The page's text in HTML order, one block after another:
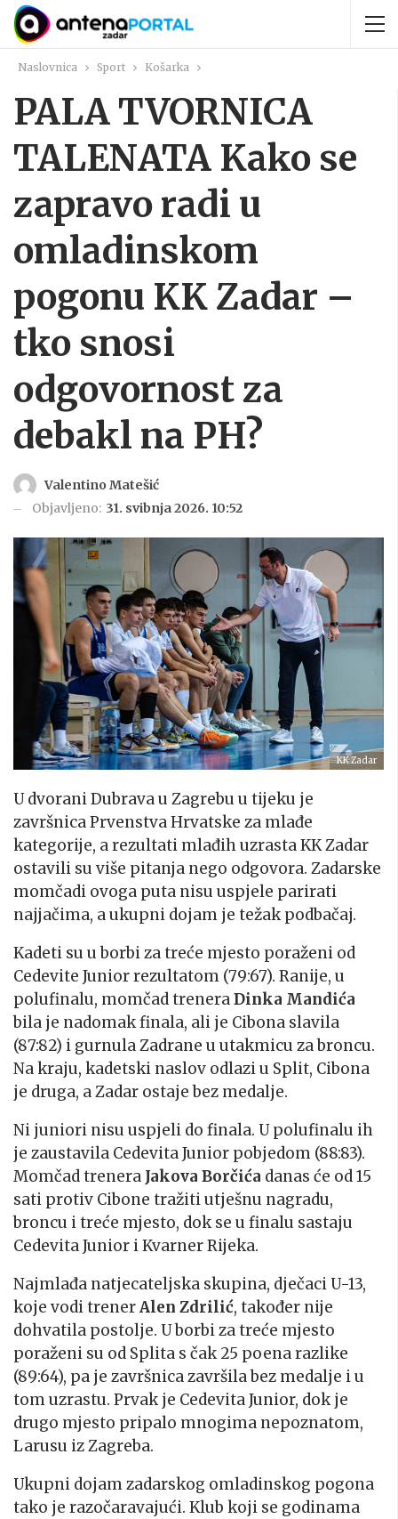
Naslovnica Sport Košarka
PALA TVORNICA
TALENATA Kako se
zapravo radi u
omladinskom
pogonu KK Zadar –
tko snosi
odgovornost za
debakl na PH?
Valentino Matešić
Objavljeno: 31. svibnja 2026. 10:52
KK Zadar
U dvorani Dubrava u Zagrebu u tijeku je
završnica Prvenstva Hrvatske za mlađe
kategorije, a rezultati mlađih uzrasta KK Zadar
ostavili su više pitanja nego odgovora. Zadarske
momčadi ovoga puta nisu uspjele parirati
najjačima, a ukupni dojam je težak podbačaj.
Kadeti su u borbi za treće mjesto poraženi od
Cedevite Junior rezultatom (79:67). Ranije, u
polufinalu, momčad treneraDinka Mandića
bila je nadomak finala, ali je Cibona slavila
(87:82) i gurnula Zadrane u utakmicu za broncu.
Na kraju, kadetski naslov odlazi u Split, Cibona
je druga, a Zadar ostaje bez medalje.
Ni juniori nisu uspjeli do finala. U polufinalu ih
je zaustavila Cedevita Junior pobjedom (88:83).
Momčad trenera Jakova Borčića danas će od 15
sati protiv Cibone tražiti utješnu nagradu,
broncu i treće mjesto, dok se u finalu sastaju
Cedevita Junior i Kvarner Rijeka.
Najmlađa natjecateljska skupina, dječaci U-13,
koje vodi trenerAlen Zdrilić, također nije
dohvatila postolje. U borbi za treće mjesto
poraženi su od Splita s čak 25 poena razlike
(89:64), pa je završnica završila bez medalje i u
tom uzrastu. Prvak je Cedevita Junior, dok je
drugo mjesto pripalo mnogima nepoznatom,
Larusu iz Zagreba.
Ukupni dojam zadarskog omladinskog pogona
tako je razočaravajući. Klub koji se godinama